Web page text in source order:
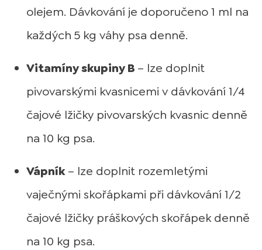
olejem. Dávkování je doporučeno 1 ml na
každých 5 kg váhy psa denně.
Vitamíny skupiny B – lze doplnit
pivovarskými kvasnicemi v dávkování 1/4
čajové lžičky pivovarských kvasnic denně
na 10 kg psa.
Vápník – lze doplnit rozemletými
vaječnými skořápkami při dávkování 1/2
čajové lžičky práškových skořápek denně
na 10 kg psa.